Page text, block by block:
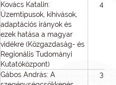
Kovács Katalin:
Üzemtípusok, kihívások,
adaptációs irányok és
ezek hatása a magyar
vidékre (Közgazdaság- és
Regionális Tudományi
Kutatóközpont)
40
Gábos András: A
36